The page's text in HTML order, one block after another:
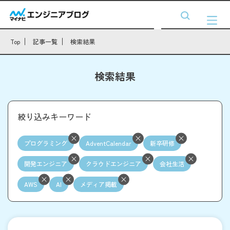
Top 記事一覧 検索結果
検索結果
絞り込みキーワード
プログラミング AdventCalendar 新卒研修
開発エンジニア クラウドエンジニア 会社生活
AWS AI メディア掲載